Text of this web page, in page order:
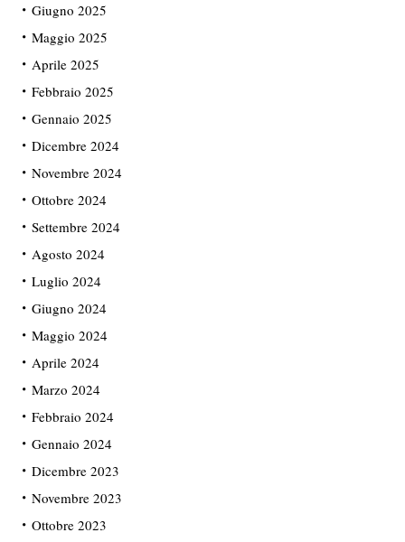
Giugno 2025
Maggio 2025
Aprile 2025
Febbraio 2025
Gennaio 2025
Dicembre 2024
Novembre 2024
Ottobre 2024
Settembre 2024
Agosto 2024
Luglio 2024
Giugno 2024
Maggio 2024
Aprile 2024
Marzo 2024
Febbraio 2024
Gennaio 2024
Dicembre 2023
Novembre 2023
Ottobre 2023